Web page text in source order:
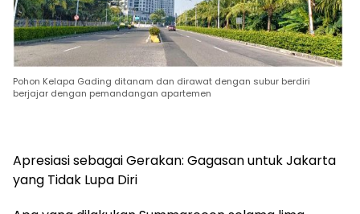
Pohon Kelapa Gading ditanam dan dirawat dengan subur berdiri
berjajar dengan pemandangan apartemen
Apresiasi sebagai Gerakan: Gagasan untuk Jakarta
yang Tidak Lupa Diri